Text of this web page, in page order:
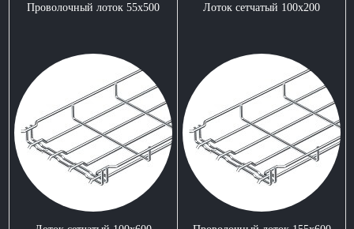
Проволочный лоток 55x500 Лоток сетчатый 100x200